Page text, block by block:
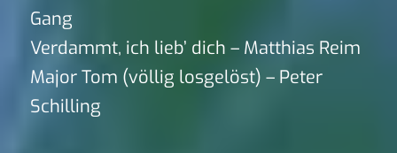
Gang
Verdammt, ich lieb’ dich – Matthias Reim
Major Tom (völlig losgelöst) – Peter
Schilling